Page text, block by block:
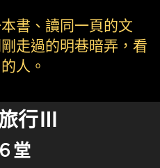
書、讀同一頁的文
走過的明巷暗弄，看
人。
行Ⅲ
堂